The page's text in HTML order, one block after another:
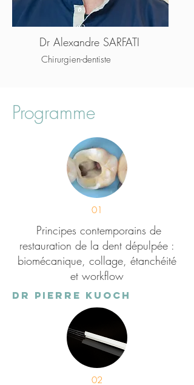
Dr Alexandre SARFATI
Chirurgien-dentiste
Programme
01
Principes contemporains de
restauration de la dent dépulpée :
biomécanique, collage, étanchéité
et workflow
Dr pierre kuoch
02